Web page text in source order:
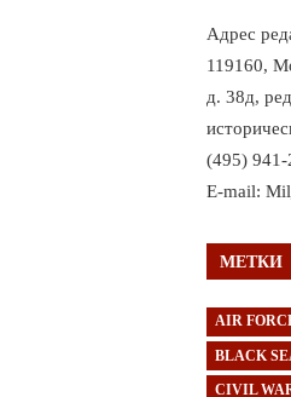
Адрес
119160,
д. 38д,
(495)
E-mail:
МЕТКИ
AIR
BLACK
CIVIL